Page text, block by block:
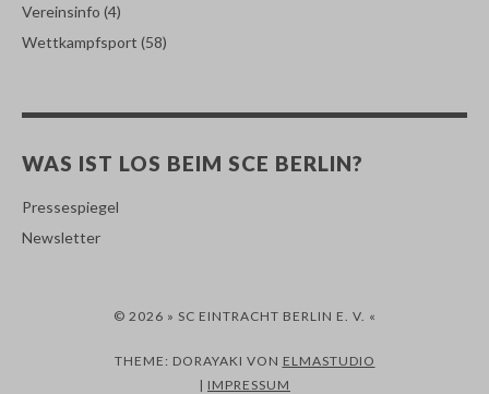
Vereinsinfo (4)
Wettkampfsport (58)
WAS IST LOS BEIM SCE BERLIN?
Pressespiegel
Newsletter
© 2026 » SC EINTRACHT BERLIN E. V. «
THEME: DORAYAKI VON ELMASTUDIO
| IMPRESSUM